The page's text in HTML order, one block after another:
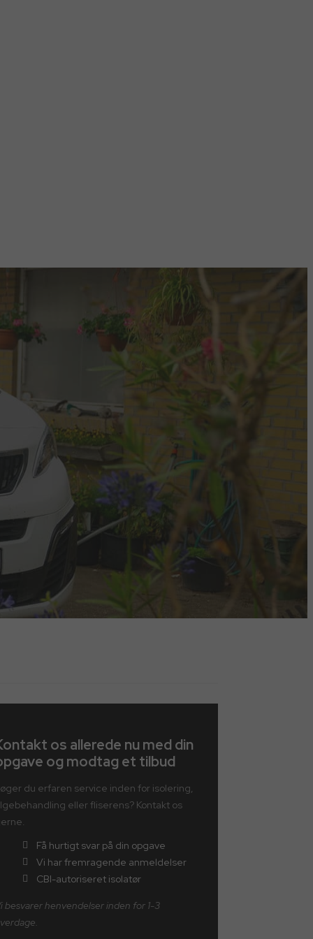
os allerede nu med din
og modtag et tilbud
du erfaren service inden for isolering,
eller fliserens? Kontakt os
Få hurtigt svar​ på din opgave
Vi har fremragende anmeldelser
CBI-autoriseret isolatør
besvarer henvendelser inden for 1-3